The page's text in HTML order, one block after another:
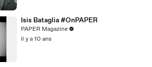
Isis Bataglia #OnPAPER
PAPER Magazine
il y a 10 ans